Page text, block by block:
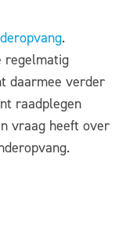
.
regelmatig
daarmee verder
raadplegen
vraag heeft over